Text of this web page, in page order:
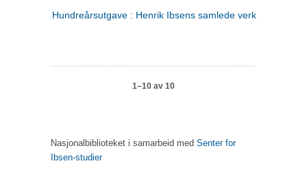
Hundreårsutgave : Henrik Ibsens samlede verker. 1
1–10 av 10
Nasjonalbiblioteket i samarbeid med Senter for
Ibsen-studier